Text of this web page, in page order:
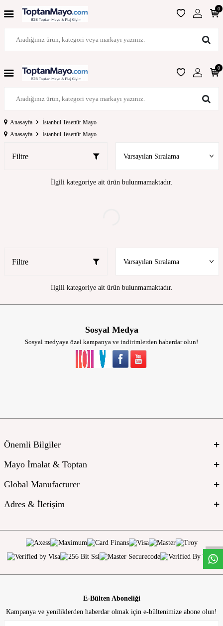
W
h
t
s
a
p
p
D
e
s
t
e
H
a
t
t
0
0
Anasayfa
İstanbul Tesettür Mayo
Anasayfa
İstanbul Tesettür Mayo
Filtre
İlgili kategoriye ait ürün bulunmamaktadır.
Filtre
İlgili kategoriye ait ürün bulunmamaktadır.
Sosyal Medya
Sosyal medyaya özel kampanya ve indirimlerden haberdar olun!
Önemli Bilgiler
Mayo İmalat & Toptan
Global Manufacturer
Adres & İletişim
E-Bülten Aboneliği
Kampanya ve yeniliklerden haberdar olmak için e-bültenimize abone olun!